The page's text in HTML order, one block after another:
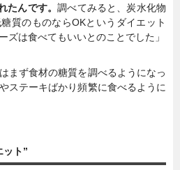
たんです。調べてみると、炭水化物
質のものならOKというダイエット
ズは食べてもいいとのことでした」
まず食材の糖質を調べるようになっ
ステーキばかり頻繁に食べるように
ット”